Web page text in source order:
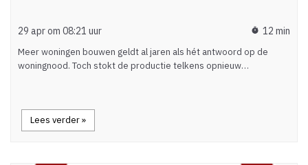
29 apr om 08:21 uur timer 12 min
Meer woningen bouwen geldt al jaren als hét antwoord op de
woningnood. Toch stokt de productie telkens opnieuw…
Lees verder »